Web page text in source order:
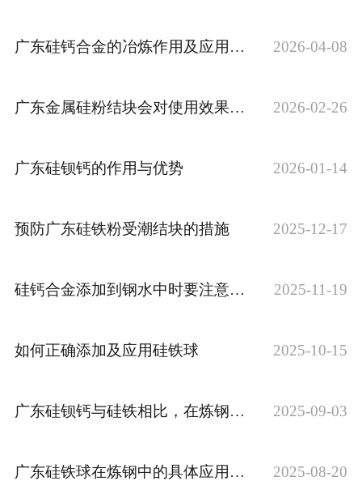
联系我们
广东硅钙合金的冶炼作用及应用优势 2026-04-08
广东金属硅粉结块会对使用效果造成哪些影响 2026-02-26
广东硅钡钙的作用与优势 2026-01-14
预防广东硅铁粉受潮结块的措施 2025-12-17
硅钙合金添加到钢水中时要注意哪些细节 2025-11-19
如何正确添加及应用硅铁球 2025-10-15
广东硅钡钙与硅铁相比，在炼钢过程中有何优势 2025-09-03
广东硅铁球在炼钢中的具体应用方式是怎样的 2025-08-20